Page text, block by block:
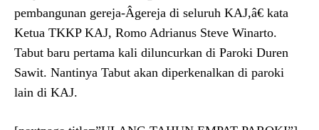
pembangunan gereja-Â­gereja di seluruh KAJ,â€ kata
Ketua TKKP KAJ, Romo Adrianus Steve Winarto.
Tabut baru pertama kali diluncurkan di Paroki Duren
Sawit. Nantinya Tabut akan diperkenalkan di paroki
lain di KAJ.